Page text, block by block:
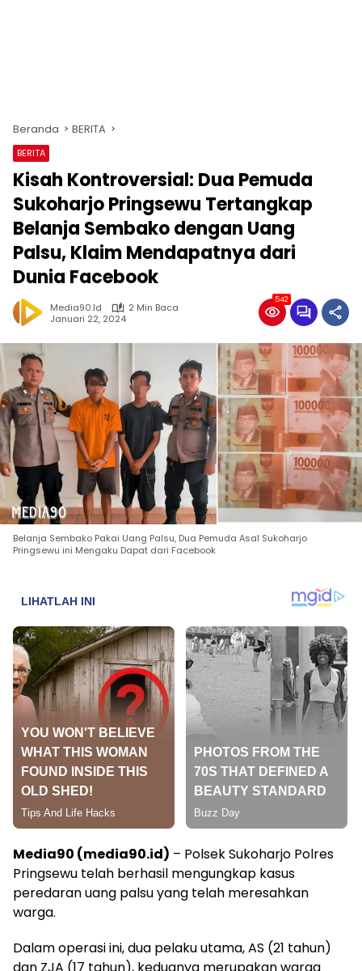
Beranda BERITA
BERITA
Kisah Kontroversial: Dua Pemuda
Sukoharjo Pringsewu Tertangkap
Belanja Sembako dengan Uang
Palsu, Klaim Mendapatnya dari
Dunia Facebook
Media90.id
2 Min Baca
Januari 22, 2024
542
Belanja Sembako Pakai Uang Palsu, Dua Pemuda Asal Sukoharjo
Pringsewu ini Mengaku Dapat dari Facebook
Media90 (media90.id) – Polsek Sukoharjo Polres
Pringsewu telah berhasil mengungkap kasus
peredaran uang palsu yang telah meresahkan
warga.
Dalam operasi ini, dua pelaku utama, AS (21 tahun)